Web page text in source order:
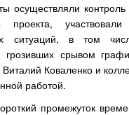
осуществляли контроль
проекта,
ситуаций, в том
грозивших срывом
Коваленко и
работой.
промежуток